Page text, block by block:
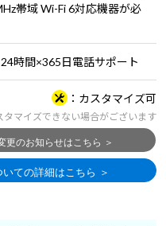
帯域 Wi-Fi 6対応機器が必
時間×365日電話サポート
カスタマイズ可
マイズできない場合がございます